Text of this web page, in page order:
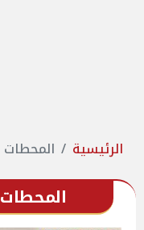
الرئيسية المحطات
المحطات